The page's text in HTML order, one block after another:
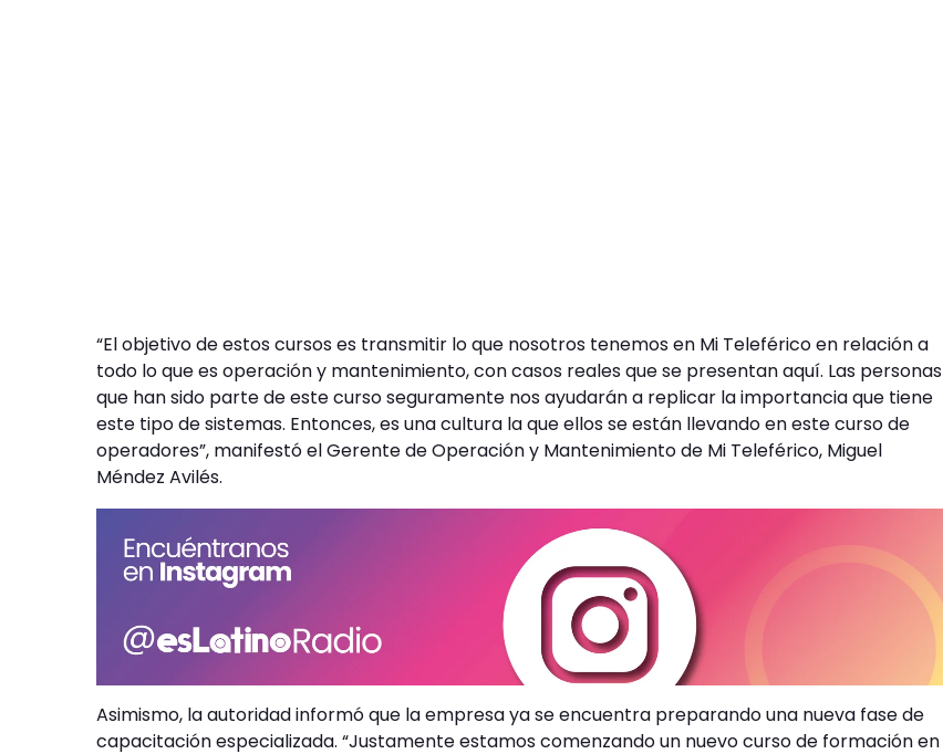
“El objetivo de estos cursos es transmitir lo que nosotros tenemos en Mi Teleférico en relación a
todo lo que es operación y mantenimiento, con casos reales que se presentan aquí. Las personas
que han sido parte de este curso seguramente nos ayudarán a replicar la importancia que tiene
este tipo de sistemas. Entonces, es una cultura la que ellos se están llevando en este curso de
operadores”, manifestó el Gerente de Operación y Mantenimiento de Mi Teleférico, Miguel
Méndez Avilés.
Asimismo, la autoridad informó que la empresa ya se encuentra preparando una nueva fase de
capacitación especializada. “Justamente estamos comenzando un nuevo curso de formación en